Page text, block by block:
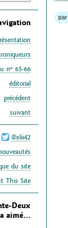
nº 65-66
éditorial
précédent
suivant
@xlii42
du site
This Site
Deux
a aimé…